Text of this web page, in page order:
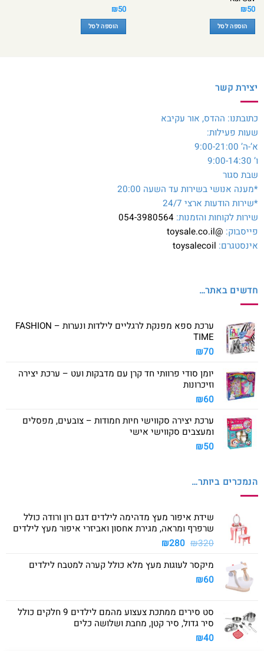
₪50
הוספה לסל
₪50
הוספה לסל
יצירת קשר
כתובתנו: ההדס, אור עקיבא
שעות פעילות:
א’-ה’ 9:00-21:00
ו’ 9:00-14:30
שבת סגור
*מענה אנושי בשירות עד השעה 20:00
*שירות הודעות ארצי 24/7
שירות לקוחות והזמנות: 054-3980564
פייסבוק: @toysale.co.il
אינסטגרם: toysalecoil
חדשים באתר…
ערכת ספא מפנקת לרגליים לילדות ונערות – FASHION
TIME
₪70
יומן סודי פרוותי חד קרן עם מדבקות ועט – ערכת יצירה
וזיכרונות
₪60
ערכת יצירה סקווישי חיות חמודות – צובעים, מפסלים
ומעצבים סקווישי אישי
₪50
הנמכרים ביותר…
שידת איפור מעץ מדהימה לילדים דגם רון ורודה כולל
שרפרף ומראה, מגירת אחסון ואביזרי איפור מעץ לילדים
₪320
המחיר
היה:
₪280 המחיר
הוא:
מיקסר לעוגות מעץ מלא כולל קערה למטבח לילדים
₪60
סט סירים ממתכת צעצוע מהמם לילדים 9 חלקים כולל
סיר גדול, סיר קטן, מחבת ושלושה כלים
₪40